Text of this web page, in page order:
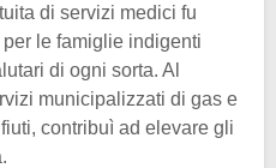
di servizi medici fu
le famiglie indigenti
di ogni sorta. Al
municipalizzati di gas e
contribuì ad elevare gli